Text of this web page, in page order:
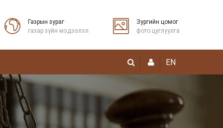
Газрын зураг
газар зүйн мэдээлэл
Зургийн цомог
фото цуглуулга
EN